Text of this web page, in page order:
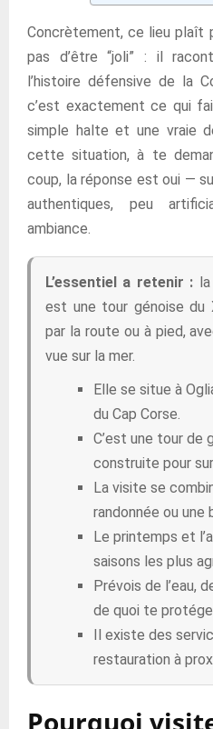
Concrètement, ce lieu plaît
pas d’être “joli” : il
l’histoire défensive de la
c’est exactement ce qui
simple halte et une vraie
cette situation, à te
coup, la réponse est oui —
authentiques, peu
ambiance.
L’essentiel a retenir :
est une tour génoise du
par la route ou à pied,
vue sur la mer.
Elle se situe à
du Cap Corse.
C’est une tour de
construite pour
La visite se
randonnée ou une
Le printemps et
saisons les plus
Prévois de l’eau,
de quoi te
Il existe des
restauration à
Pourquoi